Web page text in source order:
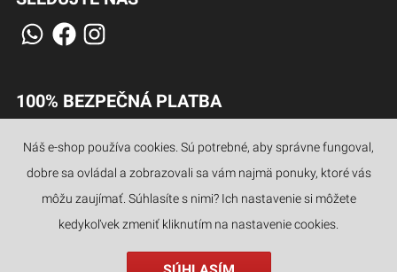
100% BEZPEČNÁ PLATBA
JAZYKY
Náš e-shop používa cookies. Sú potrebné, aby správne fungoval,
dobre sa ovládal a zobrazovali sa vám najmä ponuky, ktoré vás
môžu zaujímať. Súhlasíte s nimi? Ich nastavenie si môžete
kedykoľvek zmeniť kliknutím na nastavenie cookies.